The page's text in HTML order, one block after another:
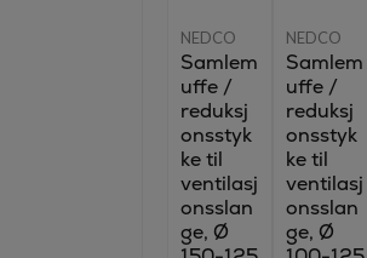
NEDCO
Samlem
uffe /
reduksj
onsstyk
ke til
ventilasj
onsslan
ge, Ø
NEDCO
Samlem
uffe /
reduksj
onsstyk
ke til
ventilasj
onsslan
ge, Ø